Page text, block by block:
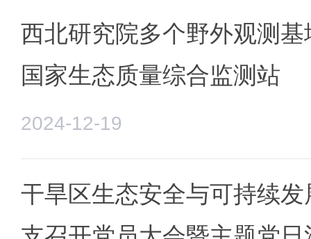
西北研究院多个野外观测
国家生态质量综合监测站
2024-12-19
干旱区生态安全与可持续